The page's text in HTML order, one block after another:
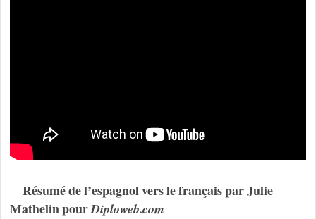
Résumé de l’espagnol vers le français par Julie
Mathelin pourDiploweb.com